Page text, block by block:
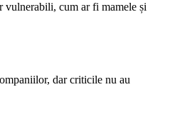
vulnerabili, cum ar fi mamele și
dar criticile nu au